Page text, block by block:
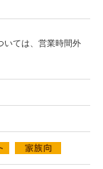
ては、営業時間外